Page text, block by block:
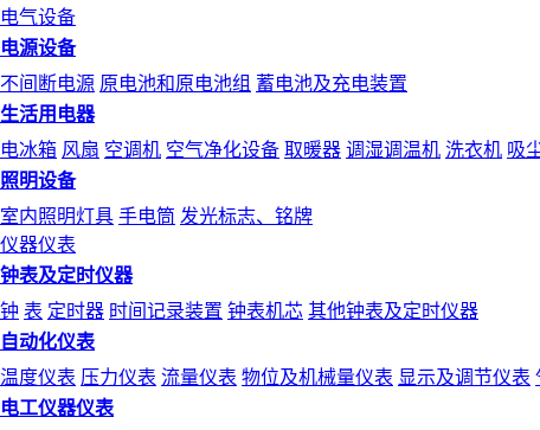
电气设备
电源设备
不间断电源 原电池和原电池组 蓄电池及充电装置
生活用电器
电冰箱 风扇 空调机 空气净化设备 取暖器 调湿调温机 洗衣机 吸
照明设备
室内照明灯具 手电筒 发光标志、铭牌
仪器仪表
钟表及定时仪器
钟 表 定时器 时间记录装置 钟表机芯 其他钟表及定时仪器
自动化仪表
温度仪表 压力仪表 流量仪表 物位及机械量仪表 显示及调节仪表
电工仪器仪表